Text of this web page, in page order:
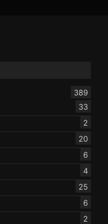
389
33
2
20
6
4
25
6
2